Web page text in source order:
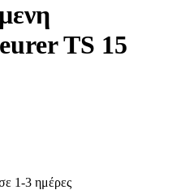
TS 15
1-3 ημέρες